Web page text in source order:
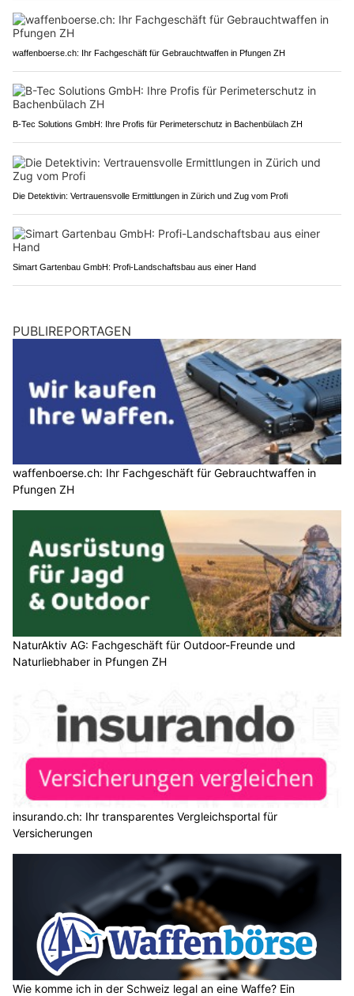
waffenboerse.ch: Ihr Fachgeschäft für Gebrauchtwaffen in Pfungen ZH
B-Tec Solutions GmbH: Ihre Profis für Perimeterschutz in Bachenbülach ZH
Die Detektivin: Vertrauensvolle Ermittlungen in Zürich und Zug vom Profi
Simart Gartenbau GmbH: Profi-Landschaftsbau aus einer Hand
PUBLIREPORTAGEN
waffenboerse.ch: Ihr Fachgeschäft für Gebrauchtwaffen in
Pfungen ZH
NaturAktiv AG: Fachgeschäft für Outdoor-Freunde und
Naturliebhaber in Pfungen ZH
insurando.ch: Ihr transparentes Vergleichsportal für
Versicherungen
Wie komme ich in der Schweiz legal an eine Waffe? Ein